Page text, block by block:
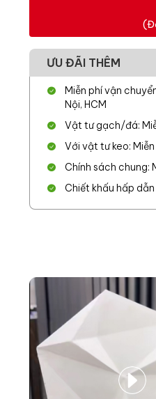
ƯU ĐÃI THÊM
Miễn phí vận
Nội, HCM
Vật tư gạch/đá:
Với vật tư keo:
Chính sách chung:
Chiết khấu hấp dẫn